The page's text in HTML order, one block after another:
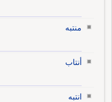
منتبه
أنتاب
انتبه